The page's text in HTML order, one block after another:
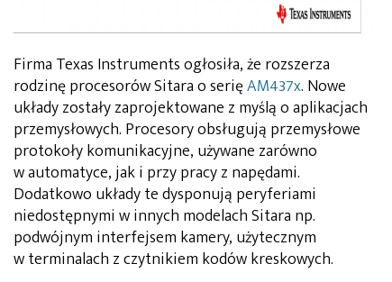
Firma Texas Instruments ogłosiła, że rozszerza
rodzinę procesorów Sitara o serięAM437x. Nowe
układy zostały zaprojektowane z myślą o aplikacjach
przemysłowych. Procesory obsługują przemysłowe
protokoły komunikacyjne, używane zarówno
w automatyce, jak i przy pracy z napędami.
Dodatkowo układy te dysponują peryferiami
niedostępnymi w innych modelach Sitara np.
podwójnym interfejsem kamery, użytecznym
w terminalach z czytnikiem kodów kreskowych.